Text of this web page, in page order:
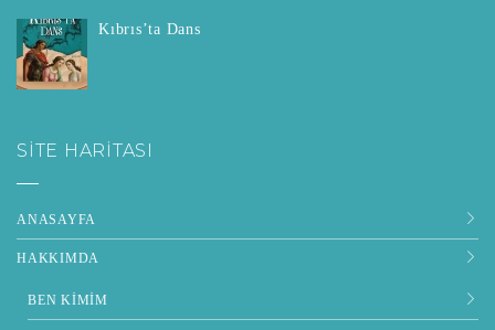
Kıbrıs’ta Dans
SITE HARITASI
ANASAYFA
HAKKIMDA
BEN KIMIM